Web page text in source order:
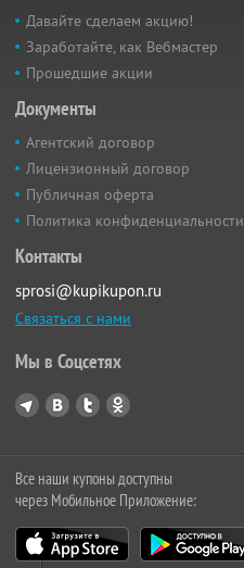
Давайте сделаем акцию!
Заработайте, как Вебмастер
Прошедшие акции
Документы
Агентский договор
Лицензионный договор
Публичная оферта
Политика конфиденциальности
Контакты
sprosi@kupikupon.ru
Связаться с нами
Мы в Соцсетях
Все наши купоны доступны
через Мобильное Приложение: